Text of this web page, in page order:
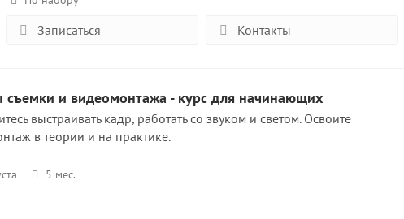
Записаться Контакты
съемки и видеомонтажа - курс для начинающих
выстраивать кадр, работать со звуком и светом. Освоите
в теории и на практике.
5 мес.